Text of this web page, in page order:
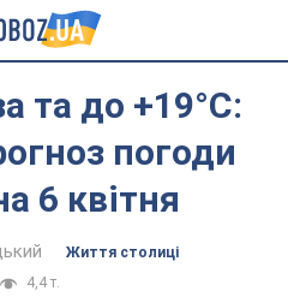
та до +19°С:
погоди
6 квітня
Життя столиці
4,4 т.